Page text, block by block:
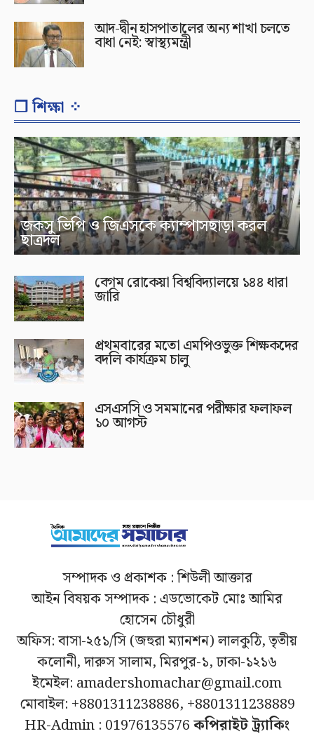
আদ-দ্বীন হাসপাতালের অন্য শাখা চলতে
বাধা নেই: স্বাস্থ্যমন্ত্রী
❐ শিক্ষা ⁘
জকসু ভিপি ও জিএসকে ক্যাম্পাসছাড়া করল
ছাত্রদল
বেগম রোকেয়া বিশ্ববিদ্যালয়ে ১৪৪ ধারা
জারি
প্রথমবারের মতো এমপিওভুক্ত শিক্ষকদের
বদলি কার্যক্রম চালু
এসএসসি ও সমমানের পরীক্ষার ফলাফল
১০ আগস্ট
সম্পাদক ও প্রকাশক : শিউলী আক্তার
আইন বিষয়ক সম্পাদক : এডভোকেট মোঃ আমির
হোসেন চৌধুরী
অফিস: বাসা-২৫১/সি (জহুরা ম্যানশন) লালকুঠি, তৃতীয়
কলোনী, দারুস সালাম, মিরপুর-১, ঢাকা-১২১৬
ইমেইল: amadershomachar@gmail.com
মোবাইল: +8801311238886, +8801311238889
HR-Admin : 01976135576কপিরাইট ট্র্যাকিং